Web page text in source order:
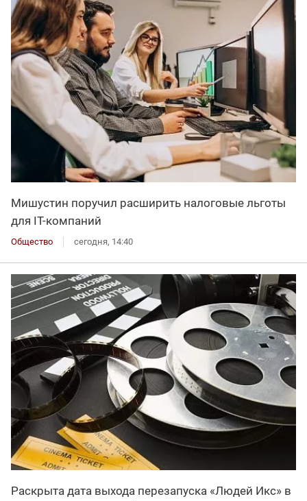
Мишустин поручил расширить налоговые льготы
для IT-компаний
Общество сегодня, 14:40
Раскрыта дата выхода перезапуска «Людей Икс» в